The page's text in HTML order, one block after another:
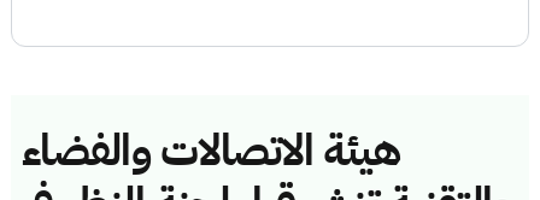
هيئة الاتصالات والفضاء